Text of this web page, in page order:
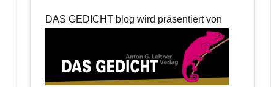
DAS GEDICHT blog wird präsentiert von